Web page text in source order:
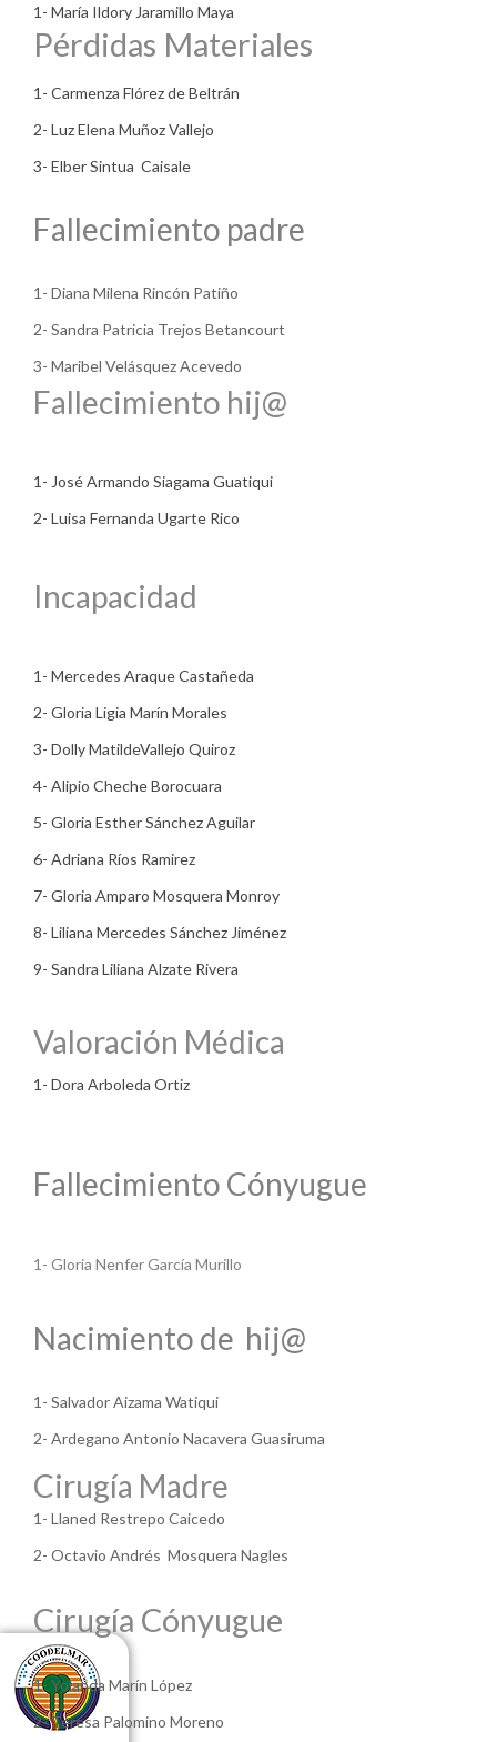
1- María Ildory Jaramillo Maya
Pérdidas Materiales
1- Carmenza Flórez de Beltrán
2- Luz Elena Muñoz Vallejo
3- Elber Sintua Caisale
Fallecimiento padre
1- Diana Milena Rincón Patiño
2- Sandra Patricia Trejos Betancourt
3- Maribel Velásquez Acevedo
Fallecimiento hij@
1- José Armando Siagama Guatiqui
2- Luisa Fernanda Ugarte Rico
Incapacidad
1- Mercedes Araque Castañeda
2- Gloria Ligia Marín Morales
3- Dolly MatildeVallejo Quiroz
4- Alipio Cheche Borocuara
5- Gloria Esther Sánchez Aguilar
6- Adriana Ríos Ramirez
7- Gloria Amparo Mosquera Monroy
8- Liliana Mercedes Sánchez Jiménez
9- Sandra Liliana Alzate Rivera
Valoración Médica
1- Dora Arboleda Ortiz
Fallecimiento Cónyugue
1- Gloria Nenfer García Murillo
Nacimiento de hij@
1- Salvador Aizama Watiqui
2- Ardegano Antonio Nacavera Guasiruma
Cirugía Madre
1- Llaned Restrepo Caicedo
2- Octavio Andrés Mosquera Nagles
Cirugía Cónyugue
1- Yolanda Marín López
2- Teresa Palomino Moreno